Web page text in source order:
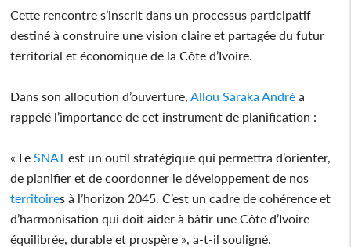
Cette rencontre s’inscrit dans un processus participatif
destiné à construire une vision claire et partagée du futur
territorial et économique de la Côte d’Ivoire.
Dans son allocution d’ouverture,Allou Saraka André a
rappelé l’importance de cet instrument de planification :
« LeSNATest un outil stratégique qui permettra d’orienter,
de planifier et de coordonner le développement de nos
territoires à l’horizon 2045. C’est un cadre de cohérence et
d’harmonisation qui doit aider à bâtir une Côte d’Ivoire
équilibrée, durable et prospère », a-t-il souligné.